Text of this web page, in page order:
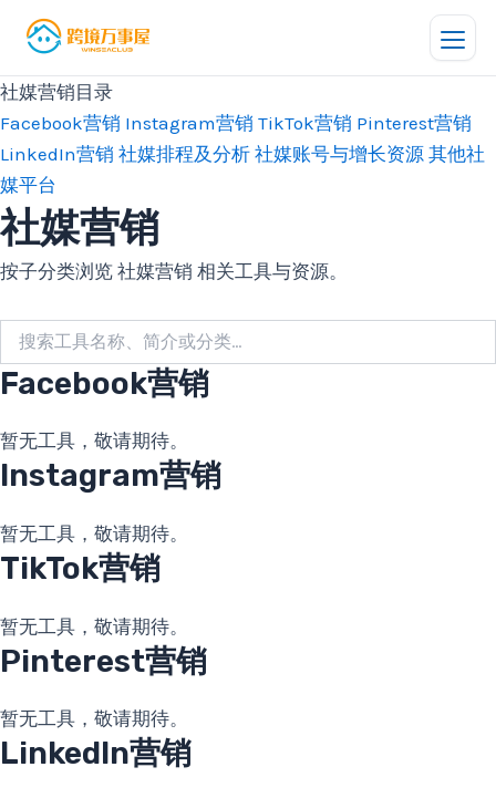
内
容
社媒营销目录
Facebook营销 Instagram营销 TikTok营销 Pinterest营销
LinkedIn营销 社媒排程及分析 社媒账号与增长资源 其他社
媒平台
社媒营销
按子分类浏览 社媒营销 相关工具与资源。
Facebook营销
暂无工具，敬请期待。
Instagram营销
暂无工具，敬请期待。
TikTok营销
暂无工具，敬请期待。
Pinterest营销
暂无工具，敬请期待。
LinkedIn营销